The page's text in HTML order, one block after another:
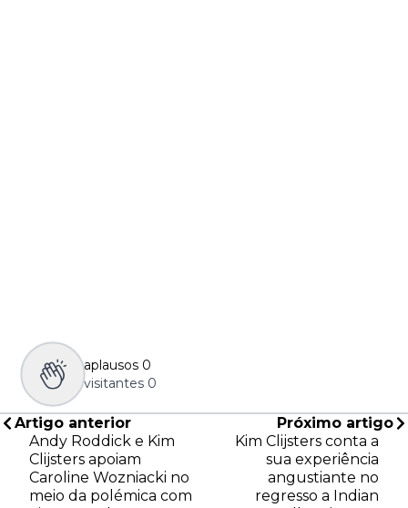
aplausos 0
visitantes 0
Artigo anterior
Andy Roddick e Kim
Clijsters apoiam
Caroline Wozniacki no
meio da polémica com
Próximo artigo
Kim Clijsters conta a
sua experiência
angustiante no
regresso a Indian